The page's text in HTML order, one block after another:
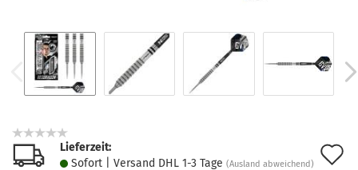
Lieferzeit:
Sofort | Versand DHL 1-3 Tage (Ausland abweichend)